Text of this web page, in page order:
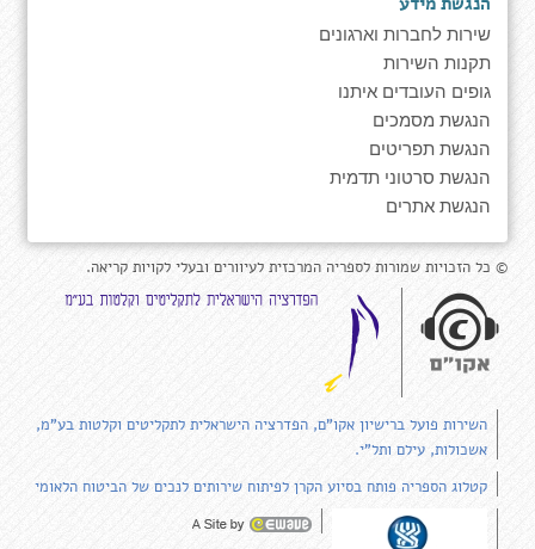
שירות לחברות וארגונים
תקנות השירות
גופים העובדים איתנו
הנגשת מסמכים
הנגשת תפריטים
הנגשת סרטוני תדמית
הנגשת אתרים
© כל הזכויות שמורות לספריה המרכזית לעיוורים ובעלי לקויות קריאה.
השירות פועל ברישיון אקו"ם, הפדרציה הישראלית לתקליטים וקלטות בע"מ,
אשכולות, עילם ותל"י.
קטלוג הספריה פותח בסיוע הקרן לפיתוח שירותים לנכים של הביטוח הלאומי